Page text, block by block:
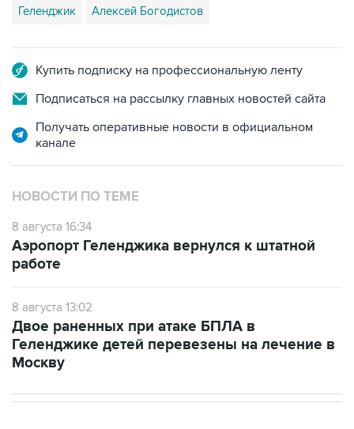
Геленджик Алексей Богодистов
Купить подписку на профессиональную ленту
Подписаться на рассылку главных новостей сайта
Получать оперативные новости в официальном
канале
НОВОСТИ ПО ТЕМЕ
8 августа 16:34
Аэропорт Геленджика вернулся к штатной
работе
8 августа 13:02
Двое раненных при атаке БПЛА в
Геленджике детей перевезены на лечение в
Москву